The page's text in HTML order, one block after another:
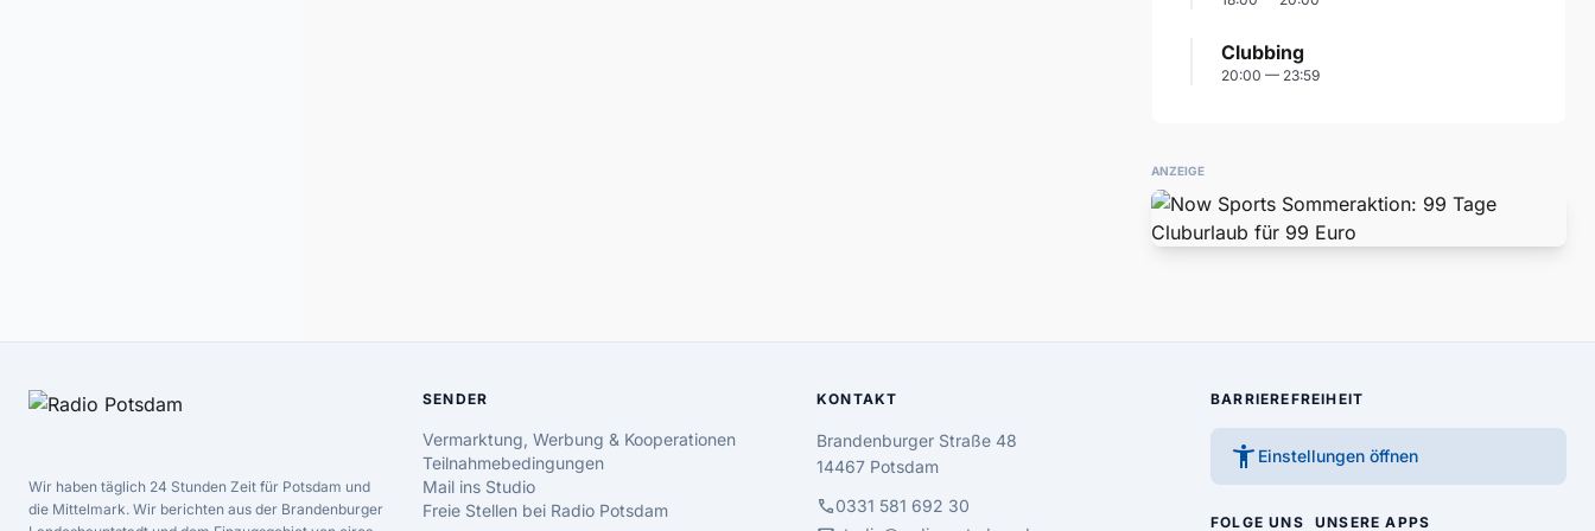
Clubbing
20:00 — 23:59
ANZEIGE
Wir haben täglich 24 Stunden Zeit für Potsdam und
die Mittelmark. Wir berichten aus der Brandenburger
SENDER
Vermarktung, Werbung & Kooperationen
Teilnahmebedingungen
Mail ins Studio
Freie Stellen bei Radio Potsdam
KONTAKT
Brandenburger Straße 48
14467 Potsdam
call0331 581 692 30
BARRIEREFREIHEIT
accessibility_new Einstellungen öffnen
FOLGE UNS UNSERE APPS